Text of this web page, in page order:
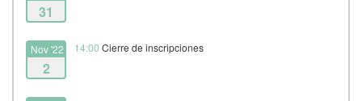
31
Nov '22
2
14:00 Cierre de inscripciones